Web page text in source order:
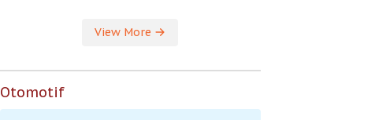
View More
Otomotif